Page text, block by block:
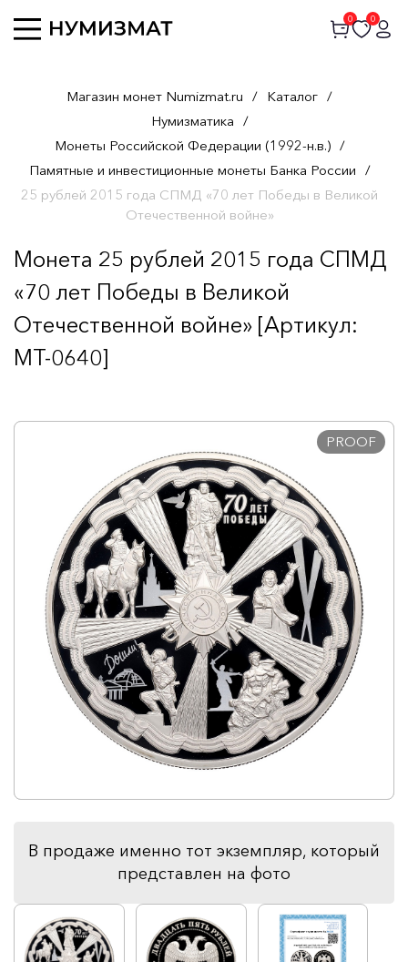
0 0
Магазин монет Numizmat.ru / Каталог /
Нумизматика /
Монеты Российской Федерации (1992-н.в.) /
Памятные и инвестиционные монеты Банка России /
25 рублей 2015 года СПМД «70 лет Победы в Великой
Отечественной войне»
Монета 25 рублей 2015 года СПМД
«70 лет Победы в Великой
Отечественной войне» [Артикул:
MT-0640]
PROOF
В продаже именно тот экземпляр, который
представлен на фото